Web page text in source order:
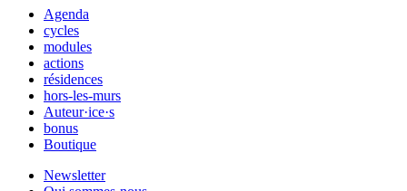
Agenda
cycles
modules
actions
résidences
hors-les-murs
Auteur·ice·s
bonus
Boutique
Newsletter